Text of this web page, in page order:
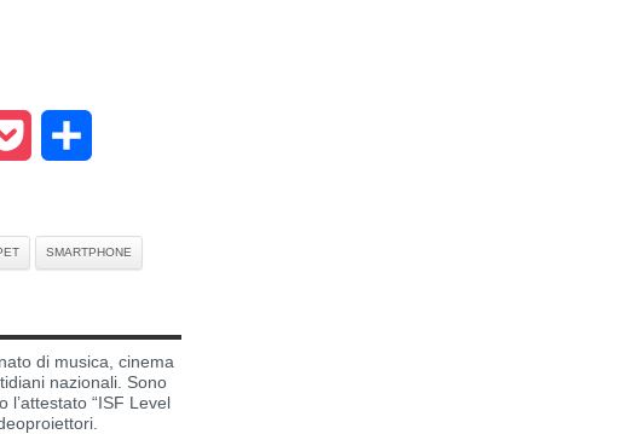
Pocket
SMARTPHONE
di musica, cinema
nazionali. Sono
“ISF Level